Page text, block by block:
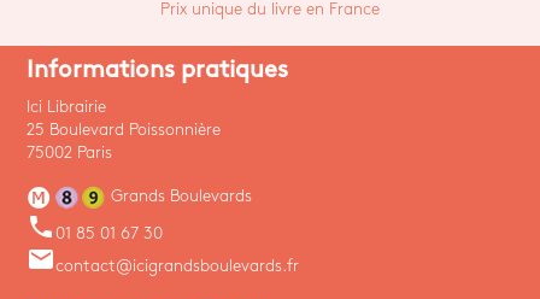
Prix unique du livre en France
Informations pratiques
Ici Librairie
25 Boulevard Poissonnière
75002 Paris
Grands Boulevards
phone 01 85 01 67 30
emailcontact@icigrandsboulevards.fr